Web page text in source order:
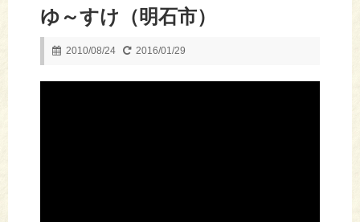
ゆ～すけ（明石市）
2010/08/24 2016/01/29